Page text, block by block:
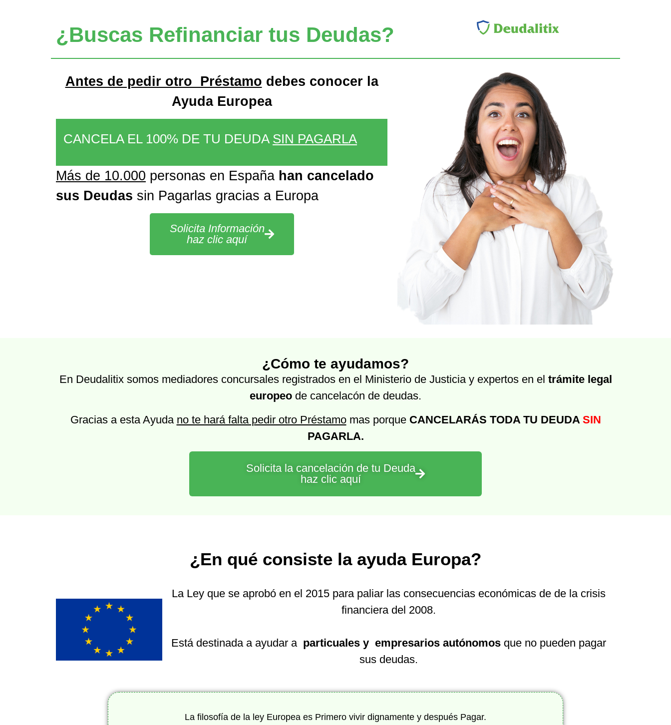
¿Buscas Refinanciar tus Deudas?
Antes de pedir otro Préstamo debes conocer la
Ayuda Europea
CANCELA EL 100% DE TU DEUDA SIN PAGARLA
Más de 10.000 personas en España han cancelado
sus Deudas sin Pagarlas gracias a Europa
Solicita Información
haz clic aquí
¿Cómo te ayudamos?
En Deudalitix somos mediadores concursales registrados en el Ministerio de Justicia y expertos en el trámite legal
europeo de cancelacón de deudas.
Gracias a esta Ayuda no te hará falta pedir otro Préstamomas porque CANCELARÁS TODA TU DEUDA SIN
PAGARLA.
Solicita la cancelación de tu Deuda
haz clic aquí
¿En qué consiste la ayuda Europa?
La Ley que se aprobó en el 2015 para paliar las consecuencias económicas de de la crisis
financiera del 2008.
Está destinada a ayudar a particuales y empresarios autónomos que no pueden pagar
sus deudas.
La filosofía de la ley Europea es Primero vivir dignamente y después Pagar.